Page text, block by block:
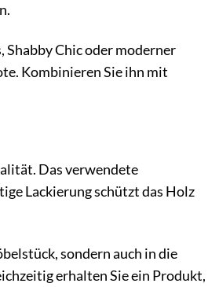
Chic oder moderner
Kombinieren Sie ihn mit
Das verwendete
Lackierung schützt das Holz
sondern auch in die
erhalten Sie ein Produkt,